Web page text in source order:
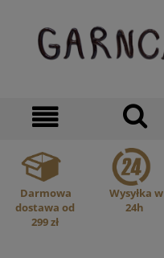
Darmowa
dostawa od
299 zł
Wysyłka w
24h